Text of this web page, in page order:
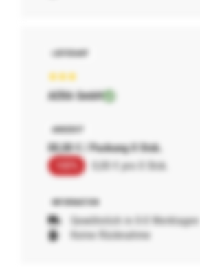
AERA GmbH
00,00 € / Packung 0 Stck.
0,00 € pro 0 Stck.
Gewöhnlich in 0-0 Werktagen
Keine Rücknahme